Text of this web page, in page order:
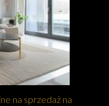
na sprzedaż na